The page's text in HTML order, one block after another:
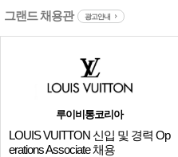
그랜드 채용관 광고안내
루이비통코리아
LOUIS VUITTON 신입 및 경력 Op
erations Associate 채용